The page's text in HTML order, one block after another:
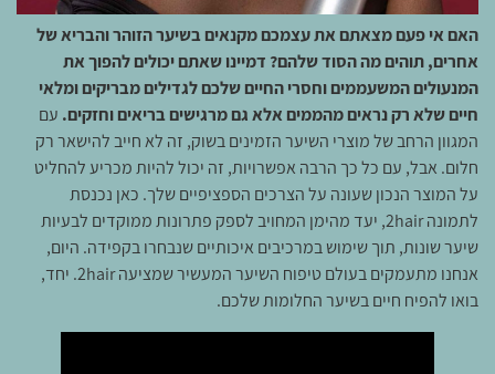
האם אי פעם מצאתם את עצמכם מקנאים בשיער הזוהר והבריא של
אחרים, תוהים מה הסוד שלהם? דמיינו שאתם יכולים להפוך את
המנעולים המשעממים וחסרי החיים שלכם לגדילים מבריקים ומלאי
חיים שלא רק נראים מהממים אלא גם מרגישים בריאים וחזקים. עם
המגוון הרחב של מוצרי השיער הזמינים בשוק, זה לא חייב להישאר רק
חלום. אבל, עם כל כך הרבה אפשרויות, זה יכול להיות מכריע להחליט
על המוצר הנכון שעונה על הצרכים הספציפיים שלך. כאן נכנסת
לתמונה 2hair, יעד מהימן המחויב לספק פתרונות ממוקדים לבעיות
שיער שונות, תוך שימוש במרכיבים איכותיים שנבחרו בקפידה. היום,
אנחנו מתעמקים בעולם טיפוח השיער המעשיר שמציעה 2hair. יחד,
בואו להפיח חיים בשיער החלומות שלכם.